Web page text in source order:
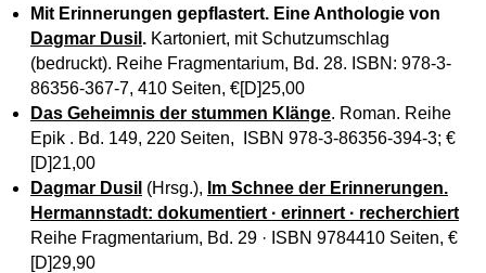
Mit Erinnerungen gepflastert. Eine Anthologie von
Dagmar Dusil .Kartoniert, mit Schutzumschlag
(bedruckt). Reihe Fragmentarium, Bd. 28. ISBN: 978-3-
86356-367-7, 410 Seiten, €[D]25,00
Das Geheimnis der stummen Klänge. Roman. Reihe
Epik . Bd. 149, 220 Seiten, ISBN 978-3-86356-394-3; €
[D]21,00
Dagmar Dusil (Hrsg.), Im Schnee der Erinnerungen.
Hermannstadt: dokumentiert · erinnert · recherchiert
Reihe Fragmentarium, Bd. 29 · ISBN 9784410 Seiten, €
[D]29,90